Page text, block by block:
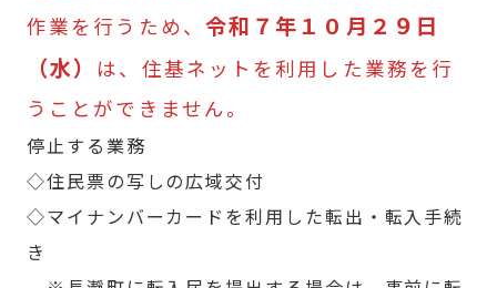
作業を行うため、 令和７年１０月２９日
（水）
は、住基ネットを利用した業務を行
うことができません。
停止する業務
◇住民票の写しの広域交付
◇マイナンバーカードを利用した転出・転入手続
き